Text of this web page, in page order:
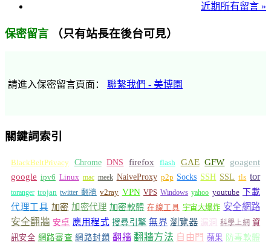
近期所有留言 »
保密留言 （只有站長在後台可見）
請進入保密留言頁面： 聯繫我們 - 美博園
關鍵詞索引
BlackBeltPrivacy Chrome DNS firefox flash GAE GFW
goagent
google ipv6 Linux mac meek NaiveProxy p2p Socks SSH SSL tls tor
toranger trojan twitter 翻牆 v2ray VPN VPS Windows yahoo youtube 下載
代理工具 加密 加密代理 加密軟體 在線工具 宇宙大爆炸 安全網路
安全翻牆 安卓 應用程式 搜尋引擎 無界 瀏覽器 漏洞 科學上網 資
訊安全 網路審查 網路封鎖 翻牆 翻牆方法 自由門 蘋果 防毒軟體